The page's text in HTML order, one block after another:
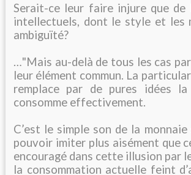
Serait-ce leur faire injure que
intellectuels, dont le style et les
ambiguïté?
…"Mais au-delà de tous les cas
leur élément commun. La
remplace par de pures idées
consomme effectivement.
C’est le simple son de la
pouvoir imiter plus aisément que
encouragé dans cette illusion par
la consommation actuelle feint